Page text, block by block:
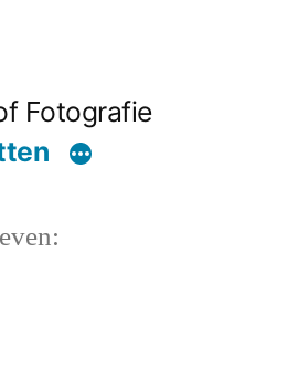
Fotografie